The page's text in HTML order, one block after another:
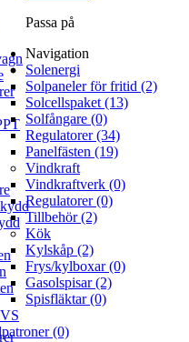
Passa på
Navigation
Solenergi
Solpaneler för fritid (2)
Solcellspaket (13)
Solfångare (0)
Regulatorer (34)
Panelfästen (19)
Vindkraft
Vindkraftverk (0)
Regulatorer (0)
Tillbehör (2)
Kök
Kylskåp (2)
Frys/kylboxar (0)
Gasolspisar (2)
Spisfläktar (0)
(0)